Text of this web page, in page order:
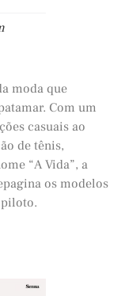
moda que
Com um
casuais ao
de tênis,
“A Vida”, a
os modelos